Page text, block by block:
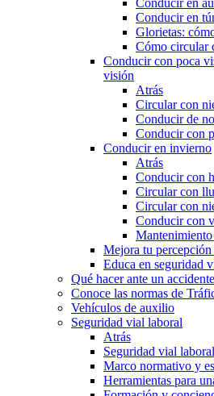
Conducir en
Conducir en
Glorietas:
Cómo circular
Conducir con poca
visión
Atrás
Circular con
Conducir de
Conducir con
Conducir en invierno
Atrás
Conducir con
Circular con
Circular con
Conducir con
Mejora tu
Educa en seguridad
Qué hacer ante un
Conoce las normas de
Vehículos de auxilio
Seguridad vial laboral
Atrás
Seguridad vial laboral
Marco normativo y
Herramientas para